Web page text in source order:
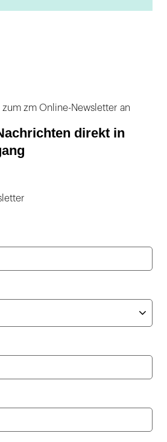
zm Online-Newsletter an
direkt in